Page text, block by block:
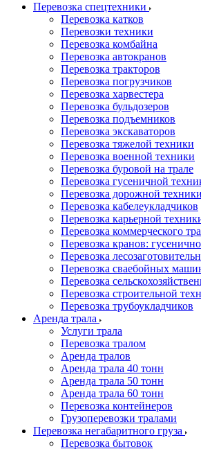
Перевозка спецтехники
Перевозка катков
Перевозки техники
Перевозка комбайна
Перевозка автокранов
Перевозка тракторов
Перевозка погрузчиков
Перевозка харвестера
Перевозка бульдозеров
Перевозка подъемников
Перевозка экскаваторов
Перевозка тяжелой техники
Перевозка военной техники
Перевозка буровой на трале
Перевозка гусеничной
Перевозка дорожной техники
Перевозка кабелеукладчиков
Перевозка карьерной
Перевозка коммерческого
Перевозка кранов:
Перевозка
Перевозка сваебойных
Перевозка
Перевозка строительной
Перевозка трубоукладчиков
Аренда трала
Услуги трала
Перевозка тралом
Аренда тралов
Аренда трала 40 тонн
Аренда трала 50 тонн
Аренда трала 60 тонн
Перевозка контейнеров
Грузоперевозки тралами
Перевозка негабаритного груза
Перевозка бытовок